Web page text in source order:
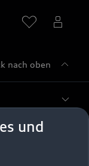
nach oben
und